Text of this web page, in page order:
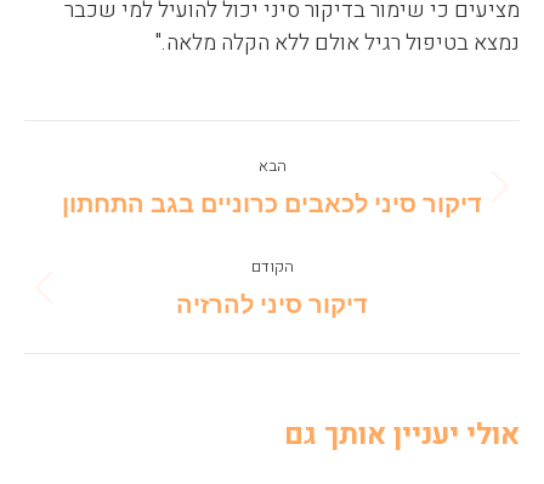
מציעים כי שימור בדיקור סיני יכול להועיל למי שכבר
נמצא בטיפול רגיל אולם ללא הקלה מלאה."
navigation
הקודם
Previous
דיקור סיני להרזיה
הבא
Next
דיקור סיני לכאבים כרוניים בגב התחתון
אולי יעניין אותך גם